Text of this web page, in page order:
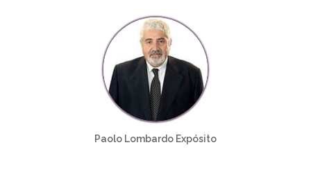
Paolo Lombardo Expósito